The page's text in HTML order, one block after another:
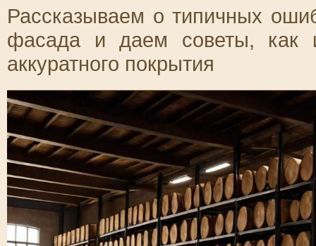
Рассказываем о типичных
фасада и даем советы, как
аккуратного покрытия